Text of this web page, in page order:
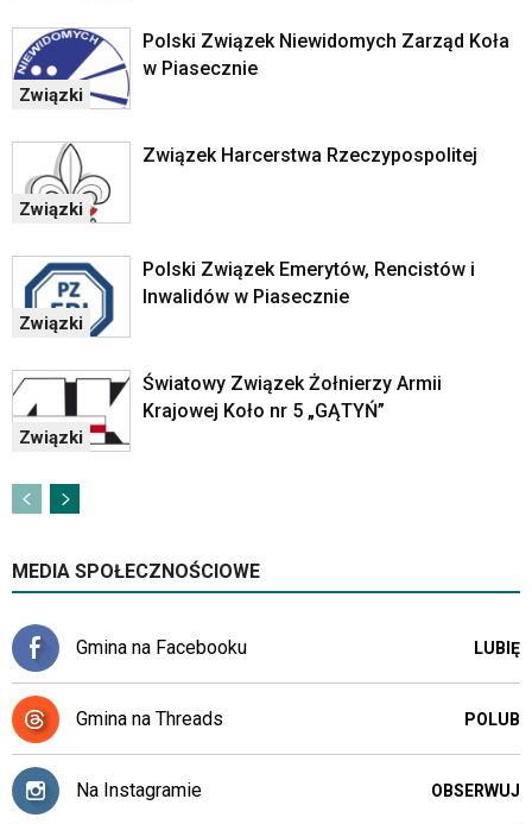
lub
odpowiadających
im
skrótów
czytniku
oraz
wyposażone
dedykowane
klawiaturowe
przyjęte
dla
danej
Związki
Polski Związek Niewidomych Zarząd Koła
w Piasecznie
Związki
Związek Harcerstwa Rzeczypospolitej
Związki
Polski Związek Emerytów, Rencistów i
Inwalidów w Piasecznie
Związki
Światowy Związek Żołnierzy Armii
Krajowej Koło nr 5 „GĄTYŃ”
MEDIA SPOŁECZNOŚCIOWE
Gmina na Facebooku LUBIĘ
Gmina na Threads POLUB
Na Instagramie OBSERWUJ